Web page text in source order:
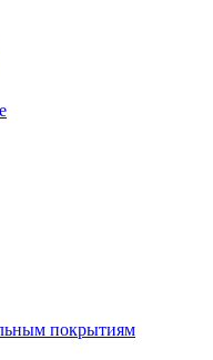
покрытиям